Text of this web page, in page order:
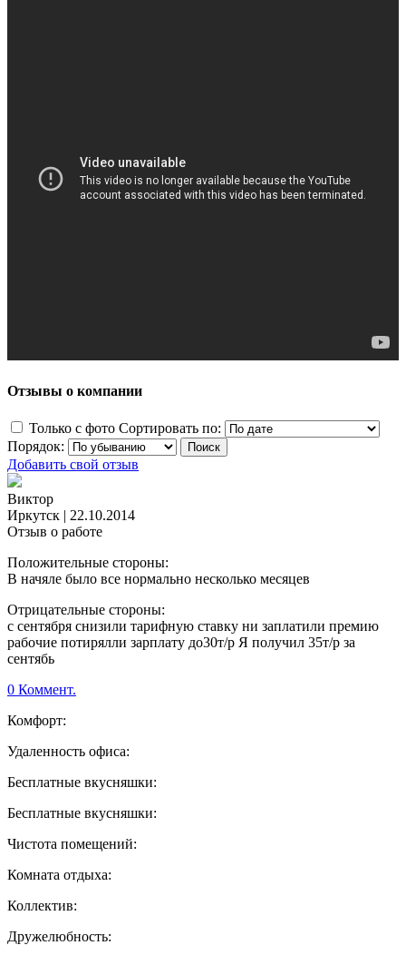
Отзывы о компании
Только с фото Сортировать по:
Порядок:
Добавить свой отзыв
Виктор
Иркутск | 22.10.2014
Отзыв о работе
Положительные стороны:
В начяле было все нормально несколько месяцев
Отрицательные стороны:
с сентября снизили тарифную ставку ни заплатили премию
рабочие потирялли зарплату до30т/р Я получил 35т/р за
сентябь
0 Коммент.
Комфорт:
Удаленность офиса:
Бесплатные вкусняшки:
Бесплатные вкусняшки:
Чистота помещений:
Комната отдыха:
Коллектив:
Дружелюбность: